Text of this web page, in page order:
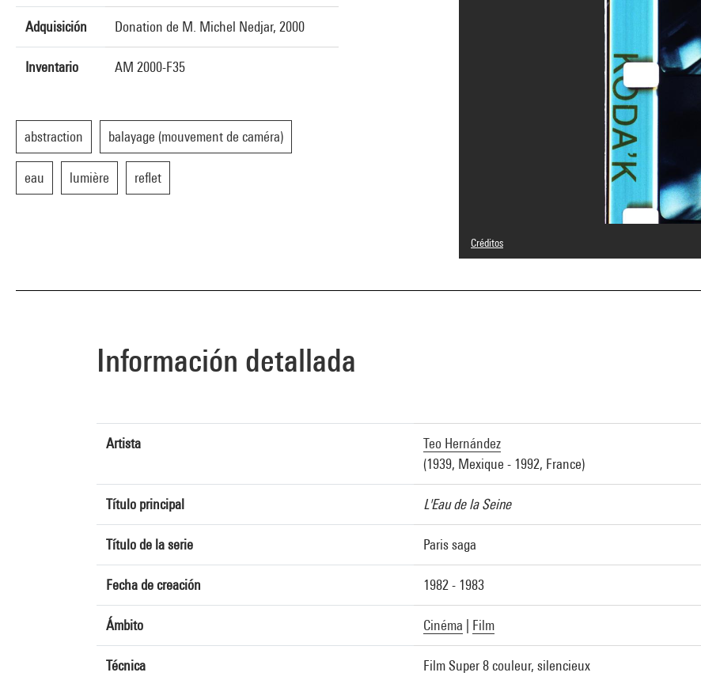
Adquisición Donation de M. Michel Nedjar, 2000
Inventario AM 2000-F35
abstraction balayage (mouvement de caméra)
eau lumière reflet
Créditos
© Teo Hernández
Referencia de la imagen : 4N10255
Información detallada
Artista
Teo Hernández
(1939, Mexique - 1992, France)
Título principal L'Eau de la Seine
Título de la serie Paris saga
Fecha de creación 1982 - 1983
Ámbito Cinéma Film
Técnica Film Super 8 couleur, silencieux